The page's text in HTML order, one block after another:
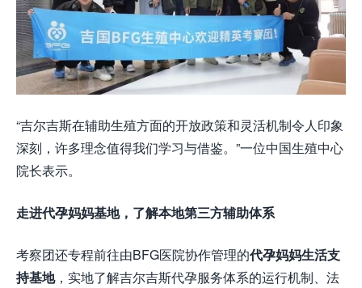
“吉尔吉斯在辅助生殖方面的开放政策和灵活机制令人印象
深刻，许多理念值得我们学习与借鉴。”一位中国生殖中心
院长表示。
走进代孕妈妈基地，了解本地第三方辅助体系
考察团还专程前往由BFG医院协作管理的代孕妈妈生活支
持基地，实地了解吉尔吉斯代孕服务体系的运行机制、法